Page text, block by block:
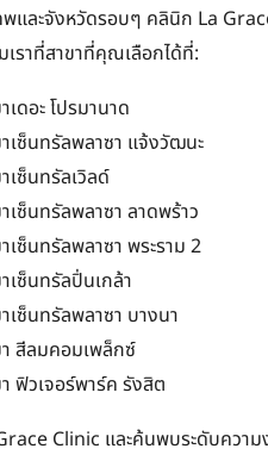
และจังหวัดรอบๆ คลินิก La
เราที่สาขาที่คุณเลือกได้ที่:
ดอะ โปรมานาด
ซ็นทรัลพลาซา แจ้งวัฒนะ
ซ็นทรัลเวิลด์
ซ็นทรัลพลาซา ลาดพร้าว
ซ็นทรัลพลาซา พระราม 2
ซ็นทรัลปิ่นเกล้า
ซ็นทรัลพลาซา บางนา
สีลมคอมเพล็กซ์
ฟิวเจอร์พาร์ค รังสิต
Clinic และค้นพบระดับความ